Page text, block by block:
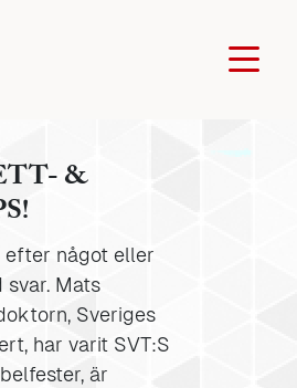
&
efter något eller
Mats
Sveriges
har varit SVT:S
är